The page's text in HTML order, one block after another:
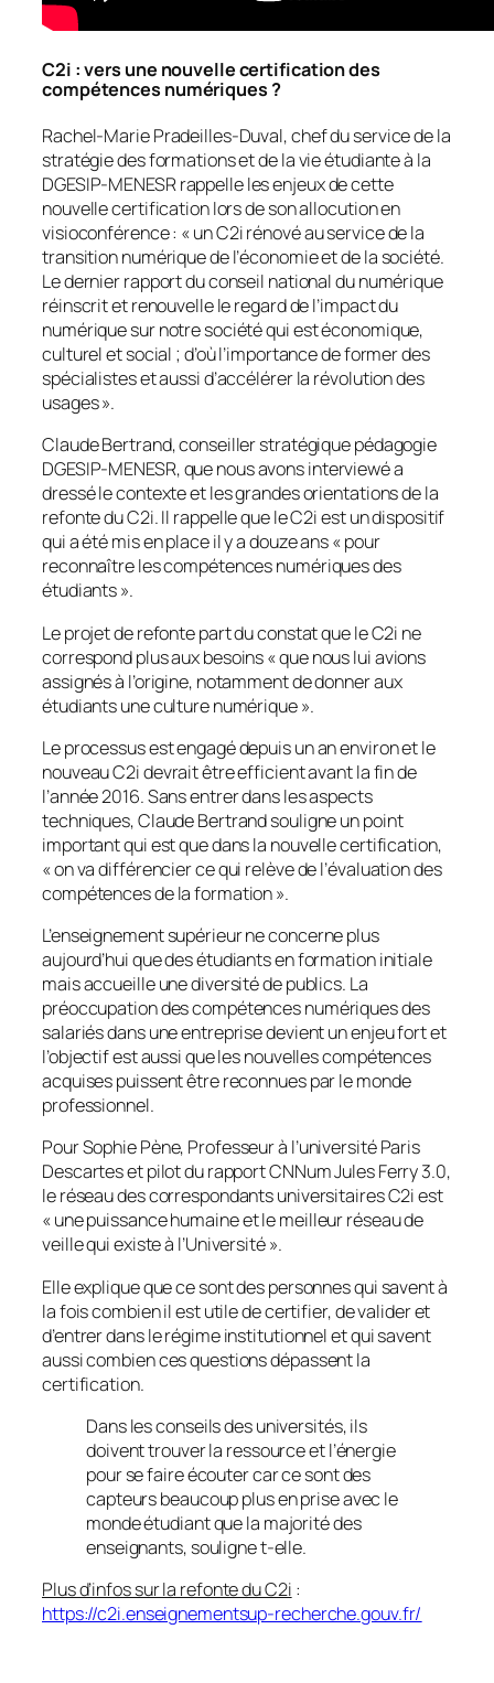
C2i : vers une nouvelle certification des
compétences numériques ?
Rachel-Marie Pradeilles-Duval, chef du service de la
stratégie des formations et de la vie étudiante à la
DGESIP-MENESR rappelle les enjeux de cette
nouvelle certification lors de son allocution en
visioconférence : «un C2i rénové au service de la
transition numérique de l’économie et de la société.
Le dernier rapport du conseil national du numérique
réinscrit et renouvelle le regard de l’impact du
numérique sur notre société qui est économique,
culturel et social ; d’où l’importance de former des
spécialistes et aussi d’accélérer la révolution des
usages».
Claude Bertrand, conseiller stratégique pédagogie
DGESIP-MENESR, que nous avons interviewé a
dressé le contexte et les grandes orientations de la
refonte du C2i. Il rappelle que le C2i est un dispositif
qui a été mis en place il y a douze ans «pour
reconnaître les compétences numériques des
étudiants».
Le projet de refonte part du constat que le C2i ne
correspond plus aux besoins « que nous lui avions
assignés à l’origine, notamment de donner aux
étudiants une culture numérique».
Le processus est engagé depuis un an environ et le
nouveau C2i devrait être efficient avant la fin de
l’année 2016. Sans entrer dans les aspects
techniques, Claude Bertrand souligne un point
important qui est que dans la nouvelle certification,
«on va différencier ce qui relève de l’évaluation des
compétences de la formation».
L’enseignement supérieur ne concerne plus
aujourd’hui que des étudiants en formation initiale
mais accueille une diversité de publics. La
préoccupation des compétences numériques des
salariés dans une entreprise devient un enjeu fort et
l’objectif est aussi que les nouvelles compétences
acquises puissent être reconnues par le monde
professionnel.
Pour Sophie Pène, Professeur à l’université Paris
Descartes et pilot du rapport CNNum Jules Ferry 3.0,
le réseau des correspondants universitaires C2i est
«une puissance humaine et le meilleur réseau de
veille qui existe à l’Université».
Elle explique que ce sont des personnes qui savent à
la fois combien il est utile de certifier, de valider et
d’entrer dans le régime institutionnel et qui savent
aussi combien ces questions dépassent la
certification.
Dans les conseils des universités, ils
doivent trouver la ressource et l’énergie
pour se faire écouter car ce sont des
capteurs beaucoup plus en prise avec le
monde étudiant que la majorité des
enseignants, souligne t-elle.
Plus d’infos sur la refonte du C2i :
https://c2i.enseignementsup-recherche.gouv.fr/